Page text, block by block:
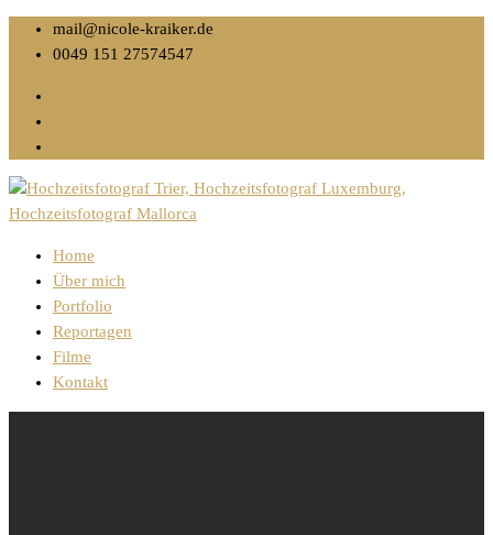
mail@nicole-kraiker.de
0049 151 27574547
Home
Über mich
Portfolio
Reportagen
Filme
Kontakt